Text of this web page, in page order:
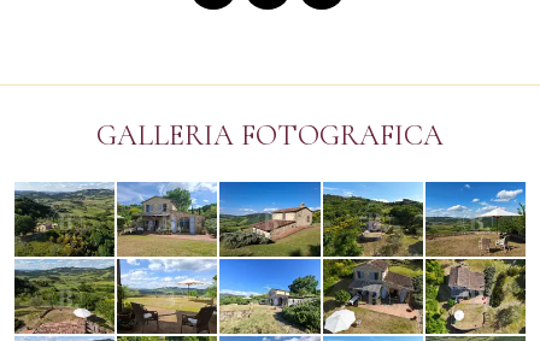
GALLERIA FOTOGRAFICA